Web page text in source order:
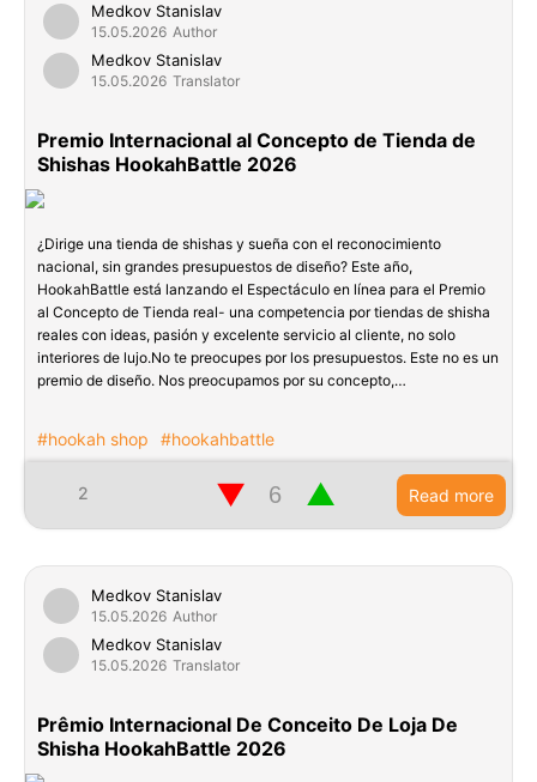
Medkov Stanislav
15.05.2026 Author
Medkov Stanislav
15.05.2026 Translator
Premio Internacional al Concepto de Tienda de
Shishas HookahBattle 2026
¿Dirige una tienda de shishas y sueña con el reconocimiento
nacional, sin grandes presupuestos de diseño? Este año,
HookahBattle está lanzando el Espectáculo en línea para el Premio
al Concepto de Tienda real- una competencia por tiendas de shisha
reales con ideas, pasión y excelente servicio al cliente, no solo
interiores de lujo.No te preocupes por los presupuestos. Este no es un
premio de diseño. Nos preocupamos por su concepto,…
#hookah shop #hookahbattle
2 ▲
▼ Read more
Medkov Stanislav
15.05.2026 Author
Medkov Stanislav
15.05.2026 Translator
Prêmio Internacional De Conceito De Loja De
Shisha HookahBattle 2026